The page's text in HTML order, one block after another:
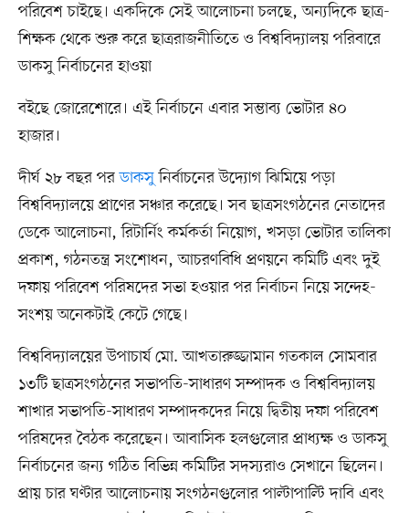
পরিবেশ চাইছে। একদিকে সেই আলোচনা চলছে, অন্যদিকে ছাত্র-
শিক্ষক থেকে শুরু করে ছাত্ররাজনীতিতে ও বিশ্ববিদ্যালয় পরিবারে
ডাকসু নির্বাচনের হাওয়া
বইছে জোরেশোরে। এই নির্বাচনে এবার সম্ভাব্য ভোটার ৪০
হাজার।
দীর্ঘ ২৮ বছর পরডাকসুনির্বাচনের উদ্যোগ ঝিমিয়ে পড়া
বিশ্ববিদ্যালয়ে প্রাণের সঞ্চার করেছে। সব ছাত্রসংগঠনের নেতাদের
ডেকে আলোচনা, রিটার্নিং কর্মকর্তা নিয়োগ, খসড়া ভোটার তালিকা
প্রকাশ, গঠনতন্ত্র সংশোধন, আচরণবিধি প্রণয়নে কমিটি এবং দুই
দফায় পরিবেশ পরিষদের সভা হওয়ার পর নির্বাচন নিয়ে সন্দেহ-
সংশয় অনেকটাই কেটে গেছে।
বিশ্ববিদ্যালয়ের উপাচার্য মো. আখতারুজ্জামান গতকাল সোমবার
১৩টি ছাত্রসংগঠনের সভাপতি-সাধারণ সম্পাদক ও বিশ্ববিদ্যালয়
শাখার সভাপতি-সাধারণ সম্পাদকদের নিয়ে দ্বিতীয় দফা পরিবেশ
পরিষদের বৈঠক করেছেন। আবাসিক হলগুলোর প্রাধ্যক্ষ ও ডাকসু
নির্বাচনের জন্য গঠিত বিভিন্ন কমিটির সদস্যরাও সেখানে ছিলেন।
প্রায় চার ঘণ্টার আলোচনায় সংগঠনগুলোর পাল্টাপাল্টি দাবি এবং